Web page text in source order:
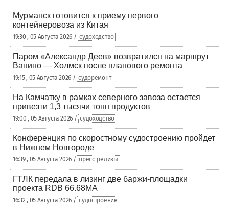
Мурманск готовится к приему первого
контейнеровоза из Китая
19:30 , 05 Августа 2026 / судоходство
Паром «Александр Деев» возвратился на маршрут
Ванино — Холмск после планового ремонта
19:15 , 05 Августа 2026 / судоремонт
На Камчатку в рамках северного завоза остается
привезти 1,3 тысячи тонн продуктов
19:00 , 05 Августа 2026 / судоходство
Конференция по скоростному судостроению пройдет
в Нижнем Новгороде
16:39 , 05 Августа 2026 / пресс-релизы
ГТЛК передала в лизинг две баржи-площадки
проекта RDB 66.68МА
16:32 , 05 Августа 2026 / судостроение